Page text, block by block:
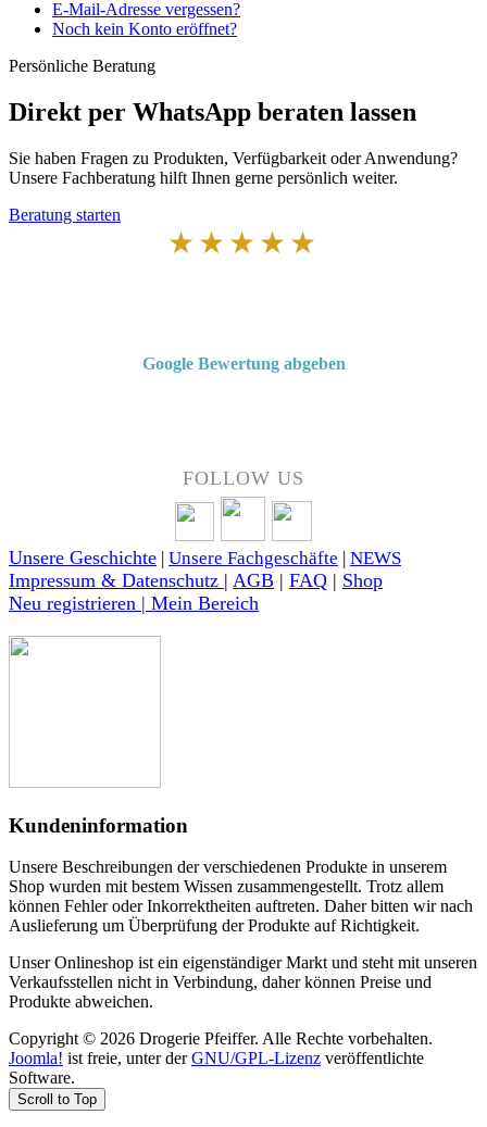
E-Mail-Adresse vergessen?
Noch kein Konto eröffnet?
Persönliche Beratung
Direkt per WhatsApp beraten lassen
Sie haben Fragen zu Produkten, Verfügbarkeit oder Anwendung?
Unsere Fachberatung hilft Ihnen gerne persönlich weiter.
Beratung starten
★★★★★
Google Bewertung abgeben
FOLLOW US
Unsere Geschichte Unsere Fachgeschäfte NEWS
Impressum & Datenschutz | AGB | FAQ | Shop
Neu registrieren | Mein Bereich
Kundeninformation
Unsere Beschreibungen der verschiedenen Produkte in unserem
Shop wurden mit bestem Wissen zusammengestellt. Trotz allem
können Fehler oder Inkorrektheiten auftreten. Daher bitten wir nach
Auslieferung um Überprüfung der Produkte auf Richtigkeit.
Unser Onlineshop ist ein eigenständiger Markt und steht mit unseren
Verkaufsstellen nicht in Verbindung, daher können Preise und
Produkte abweichen.
Copyright © 2026 Drogerie Pfeiffer. Alle Rechte vorbehalten.
Joomla! ist freie, unter derGNU/GPL-Lizenz veröffentlichte
Software.
Scroll to Top